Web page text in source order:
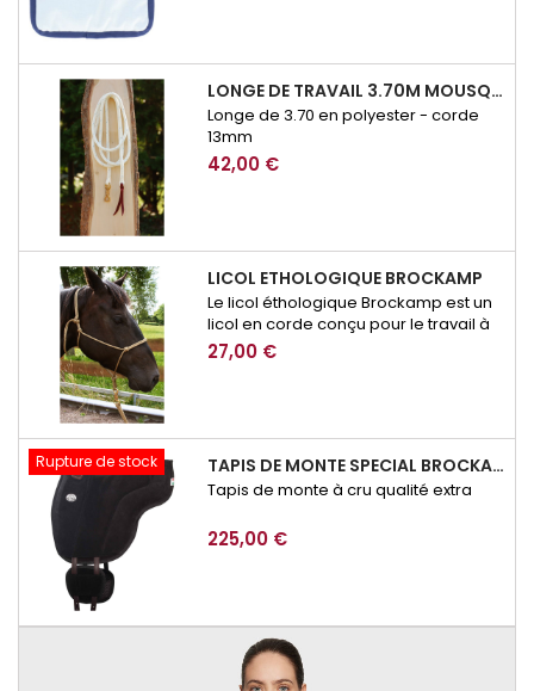
LONGE DE TRAVAIL 3.70M MOUSQUETON SECURITE BROCKAMP
Longe de 3.70 en polyester - corde
13mm
42,00 €
LICOL ETHOLOGIQUE BROCKAMP
Le licol éthologique Brockamp est un
licol en corde conçu pour le travail à
pied, l’éducation et la communication
avec le cheval. Précis, résistant et
27,00 €
Rupture de stock TAPIS DE MONTE SPECIAL BROCKAMP
Tapis de monte à cru qualité extra
225,00 €